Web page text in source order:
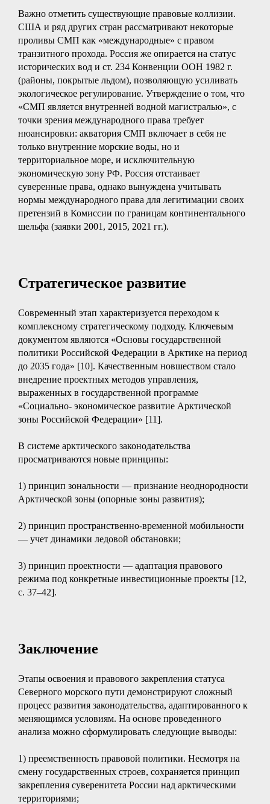
Важно отметить существующие правовые коллизии.
США и ряд других стран рассматривают некоторые
проливы СМП как «международные» с правом
транзитного прохода. Россия же опирается на статус
исторических вод и ст. 234 Конвенции ООН 1982 г.
(районы, покрытые льдом), позволяющую усиливать
экологическое регулирование. Утверждение о том, что
«СМП является внутренней водной магистралью», с
точки зрения международного права требует
нюансировки: акватория СМП включает в себя не
только внутренние морские воды, но и
территориальное море, и исключительную
экономическую зону РФ. Россия отстаивает
суверенные права, однако вынуждена учитывать
нормы международного права для легитимации своих
претензий в Комиссии по границам континентального
шельфа (заявки 2001, 2015, 2021 гг.).
Стратегическое развитие
Современный этап характеризуется переходом к
комплексному стратегическому подходу. Ключевым
документом являются «Основы государственной
политики Российской Федерации в Арктике на период
до 2035 года» [10]. Качественным новшеством стало
внедрение проектных методов управления,
выраженных в государственной программе
«Социально- экономическое развитие Арктической
зоны Российской Федерации» [11].
В системе арктического законодательства
просматриваются новые принципы:
1) принцип зональности — признание неоднородности
Арктической зоны (опорные зоны развития);
2) принцип пространственно-временной мобильности
— учет динамики ледовой обстановки;
3) принцип проектности — адаптация правового
режима под конкретные инвестиционные проекты [12,
c. 37–42].
Заключение
Этапы освоения и правового закрепления статуса
Северного морского пути демонстрируют сложный
процесс развития законодательства, адаптированного к
меняющимся условиям. На основе проведенного
анализа можно сформулировать следующие выводы:
1) преемственность правовой политики. Несмотря на
смену государственных строев, сохраняется принцип
закрепления суверенитета России над арктическими
территориями;